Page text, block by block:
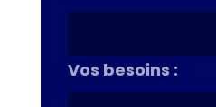
Vos besoins :